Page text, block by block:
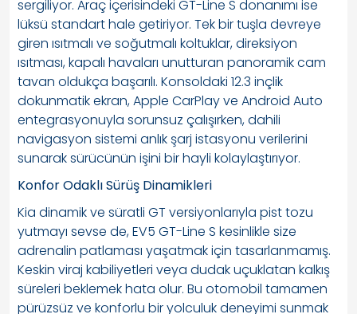
sergiliyor. Araç içerisindeki GT-Line S donanımı ise
lüksü standart hale getiriyor. Tek bir tuşla devreye
giren ısıtmalı ve soğutmalı koltuklar, direksiyon
ısıtması, kapalı havaları unutturan panoramik cam
tavan oldukça başarılı. Konsoldaki 12.3 inçlik
dokunmatik ekran, Apple CarPlay ve Android Auto
entegrasyonuyla sorunsuz çalışırken, dahili
navigasyon sistemi anlık şarj istasyonu verilerini
sunarak sürücünün işini bir hayli kolaylaştırıyor.
Konfor Odaklı Sürüş Dinamikleri
Kia dinamik ve süratli GT versiyonlarıyla pist tozu
yutmayı sevse de, EV5 GT-Line S kesinlikle size
adrenalin patlaması yaşatmak için tasarlanmamış.
Keskin viraj kabiliyetleri veya dudak uçuklatan kalkış
süreleri beklemek hata olur. Bu otomobil tamamen
pürüzsüz ve konforlu bir yolculuk deneyimi sunmak